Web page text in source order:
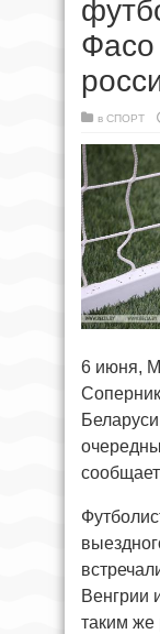
Фасо
в СПОРТ
6 июня,
Венгрии
таким же